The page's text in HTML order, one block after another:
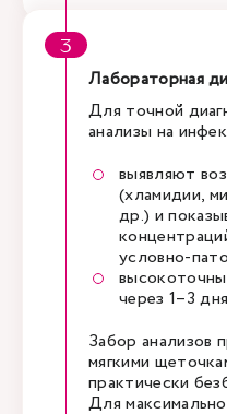
Лабораторная
Для точной
анализы на
выявляют
(хламидии,
др.) и
условно-
через 1–3
Забор анализов
мягкими
практически
Для